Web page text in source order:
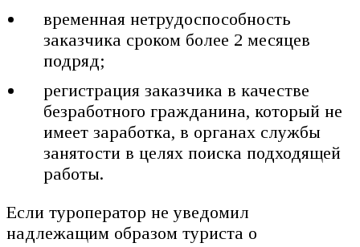
временная нетрудоспособность
заказчика сроком более 2 месяцев
подряд;
регистрация заказчика в качестве
безработного гражданина, который не
имеет заработка, в органах службы
занятости в целях поиска подходящей
работы.
Если туроператор не уведомил
надлежащим образом туриста о